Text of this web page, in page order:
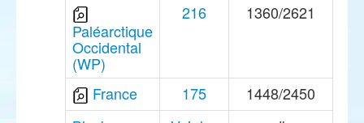
Paléarctique
Occidental
(WP)
216 1360/2621
France 175
1448/2450